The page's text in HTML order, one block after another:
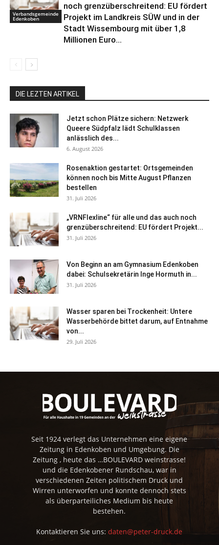
Verbandsgemeinde
Edenkoben
noch grenzüberschreitend: EU fördert
Projekt im Landkreis SÜW und in der
Stadt Wissembourg mit über 1,8
Millionen Euro...
DIE LEZTEN ARTIKEL
Jetzt schon Plätze sichern: Netzwerk
Queere Südpfalz lädt Schulklassen
anlässlich des...
6. August 2026
Rosenaktion gestartet: Ortsgemeinden
können noch bis Mitte August Pflanzen
bestellen
31. Juli 2026
„VRNFlexline“ für alle und das auch noch
grenzüberschreitend: EU fördert Projekt...
31. Juli 2026
Von Beginn an am Gymnasium Edenkoben
dabei: Schulsekretärin Inge Hormuth in...
31. Juli 2026
Wasser sparen bei Trockenheit: Untere
Wasserbehörde bittet darum, auf Entnahme
von...
29. Juli 2026
Seit 1924 verlegt das Unternehmen eine eigene
Zeitung in Edenkoben und Umgebung. Die
Zeitung , heute das …BOULEVARD weinstrasse!
und die Edenkobener Rundschau, war in
verschiedenen Zeiten politischem Druck und
Wirren unterworfen und konnte dennoch stets
als überparteiliches Medium bis heute
bestehen.
Kontaktieren Sie uns:daten@peter-druck.de